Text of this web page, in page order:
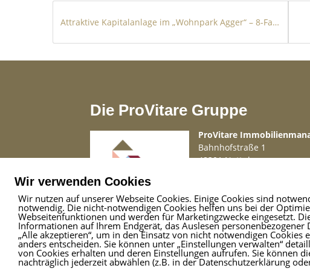
- Neues Dach
- Austausch sämtlicher Fenster und Türen
- Komplette Erneuerung von Elektrik,
MIETEINNAHMEN HALLE JÄHRLICH
Vorauszahlung Betriebs- und Nebenkosten:
Mietvertrag bis: unbefristet
Objektbeschreibung
Dieses außergewöhnliche Immobilienangebot
Attraktive Kapitalanlage im „Wohnpark Agger“ – 8-Familienhaus mit Stellplätzen und Carports
Die ProVitare Gruppe
ProVitare
Bahnhofstraße 1
48301 Nottuln
Wir verwenden Cookies
Wir nutzen auf unserer Webseite Cookies. Einige Cookies sind
notwendig. Die nicht-notwendigen Cookies helfen uns bei der
Webseitenfunktionen und werden für Marketingzwecke eingesetzt.
Informationen auf Ihrem Endgerät, das Auslesen
„Alle akzeptieren“, um in den Einsatz von nicht notwendigen Cookies
anders entscheiden. Sie können unter „Einstellungen verwalten“
von Cookies erhalten und deren Einstellungen aufrufen. Sie können
nachträglich jederzeit abwählen (z.B. in der Datenschutzerklärung